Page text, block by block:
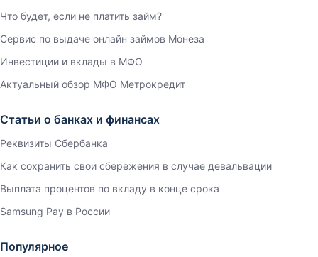
Что будет, если не платить займ?
Сервис по выдаче онлайн займов Монеза
Инвестиции и вклады в МФО
Актуальный обзор МФО Метрокредит
Статьи о банках и финансах
Реквизиты Сбербанка
Как сохранить свои сбережения в случае девальвации
Выплата процентов по вкладу в конце срока
Samsung Pay в России
Популярное